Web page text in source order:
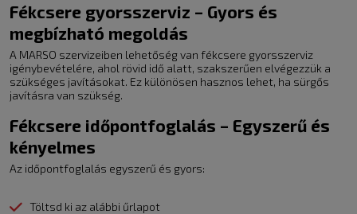
Fékcsere gyorsszerviz – Gyors és
megbízható megoldás
A MARSO szervizeiben lehetőség van fékcsere gyorsszerviz
igénybevételére, ahol rövid idő alatt, szakszerűen elvégezzük a
szükséges javításokat. Ez különösen hasznos lehet, ha sürgős
javításra van szükség.
Fékcsere időpontfoglalás – Egyszerű és
kényelmes
Az időpontfoglalás egyszerű és gyors:
Töltsd ki az alábbi űrlapot